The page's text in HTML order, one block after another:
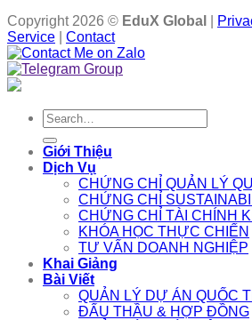
Copyright 2026 © EduX Global
Service
Contact
Search
for:
Giới Thiệu
Dịch Vụ
CHỨNG CHỈ QUẢN LÝ
CHỨNG CHỈ
CHỨNG CHỈ TÀI CHÍNH
KHÓA HỌC THỰC CHIẾN
TƯ VẤN DOANH NGHIỆP
Khai Giảng
Bài Viết
QUẢN LÝ DỰ ÁN QUỐC
ĐẤU THẦU & HỢP ĐỒNG